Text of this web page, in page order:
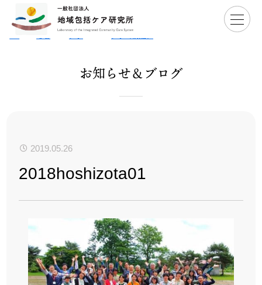
Ho
>
お知
>
星空キャ
【開催報告】2018星空キャ
2018hoshiz
お知らせ＆ブログ
2019.05.26
2018hoshizota01